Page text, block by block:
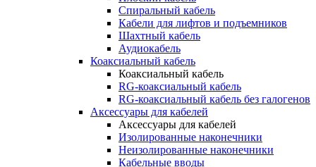
Спиральный кабель
Кабели для лифтов и подъемников
Шахтный кабель
Аудиокабель
Коаксиальный кабель
Коаксиальный кабель
RG-коаксиальный кабель
RG-коаксиальный кабель без галогенов
Аксессуары для кабелей
Аксессуары для кабелей
Изолированные наконечники
Неизолированные наконечники
Кабельные вводы